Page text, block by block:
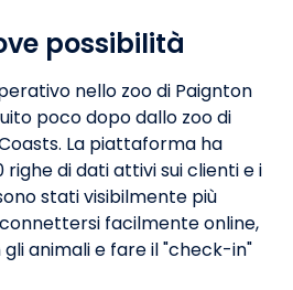
possibilità
nello zoo di Paignton
poco dopo dallo zoo di
La piattaforma ha
di dati attivi sui clienti e i
stati visibilmente più
facilmente online,
animali e fare il "check-in"